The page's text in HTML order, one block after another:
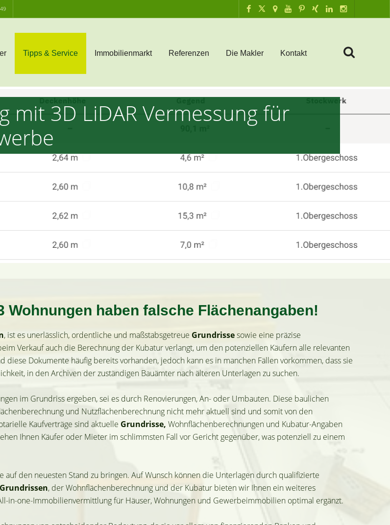
Tipps & Service Immobilienmarkt Referenzen Die Makler Kontakt
mit 3D LiDAR Vermessung für
haben falsche Flächenangaben!
, ist es unerlässlich, ordentliche und maßstabsgetreue Grundrissesowie eine präzise
Verkauf auch die Berechnung der Kubatur verlangt, um den potenziellen Käufern alle relevanten
Dokumente häufig bereits vorhanden, jedoch kann es in manchen Fällen vorkommen, dass sie
in den Archiven der zuständigen Bauämter nach älteren Unterlagen zu suchen.
im Grundriss ergeben, sei es durch Renovierungen, An- oder Umbauten. Diese baulichen
und Nutzflächenberechnung nicht mehr aktuell sind und somit von den
Kaufverträge sind aktuelle Grundrisse, Wohnflächenberechnungen und Kubatur-Angaben
Ihnen Käufer oder Mieter im schlimmsten Fall vor Gericht gegenüber, was potenziell zu einem
den neuesten Stand zu bringen. Auf Wunsch können die Unterlagen durch qualifizierte
, der Wohnflächenberechnung und der Kubatur bieten wir Ihnen ein weiteres
in-one-Immobilienvermittlung für Häuser, Wohnungen und Gewerbeimmobilien optimal ergänzt.